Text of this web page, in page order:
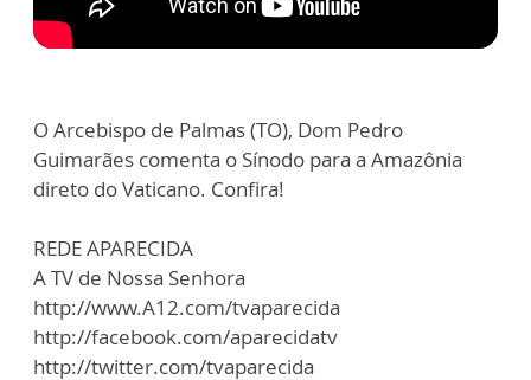
O Arcebispo de Palmas (TO), Dom Pedro
Guimarães comenta o Sínodo para a Amazônia
direto do Vaticano. Confira!
REDE APARECIDA
A TV de Nossa Senhora
http://www.A12.com/tvaparecida
http://facebook.com/aparecidatv
http://twitter.com/tvaparecida